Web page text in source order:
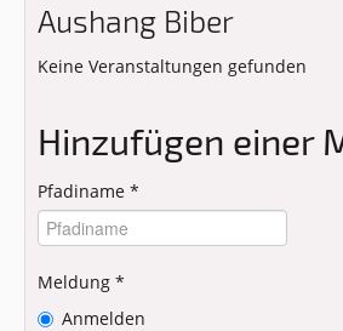
Aushang Biber
Keine Veranstaltungen gefunden
Hinzufügen einer
Pfadiname *
Meldung *
Anmelden